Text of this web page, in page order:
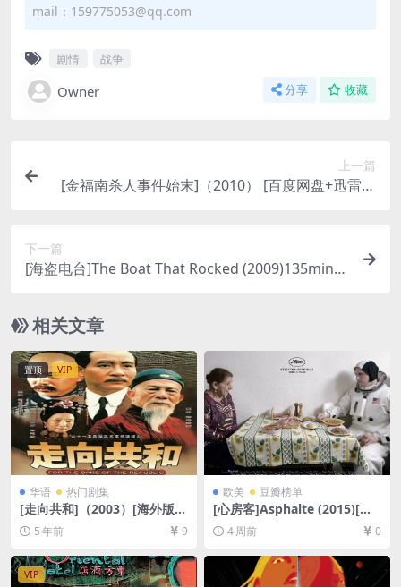
mail：159775053@qq.com
剧情 战争
Owner 分享 收藏
上一篇
[金福南杀人事件始末]（2010） [百度网盘+迅雷云
下一篇
[海盗电台]The Boat That Rocked (2009)135min
4/7.7GB][中英字幕]【视频文件+防和谐压缩包（含
解压密码）】
相关文章
置顶 VIP
华语 热门剧集
[走向共和]（2003）[海外版6
8集全][失效包补，看完为止]
[百度网盘+夸克网盘+迅雷网
盘+阿里云盘资源未删减高清D
VD原盘转制][MKV/112GB]
[国语中字]
5 年前 9
欧美 豆瓣榜单
[心房客]Asphalte (2015)[百
度网盘+夸克网盘1080P超清
未删减资源][网盘在线播放/下
载][MP4/2GB][中文字幕]
4 周前 0
VIP